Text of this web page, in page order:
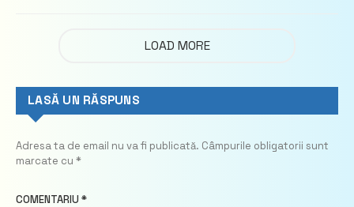
LOAD MORE
LASĂ UN RĂSPUNS
Adresa ta de email nu va fi publicată. Câmpurile obligatorii sunt
marcate cu *
COMENTARIU *